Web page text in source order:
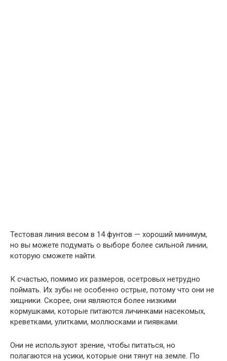
Тестовая линия весом в 14 фунтов — хороший минимум,
но вы можете подумать о выборе более сильной линии,
которую сможете найти.
К счастью, помимо их размеров, осетровых нетрудно
поймать. Их зубы не особенно острые, потому что они не
хищники. Скорее, они являются более низкими
кормушками, которые питаются личинками насекомых,
креветками, улитками, моллюсками и пиявками.
Они не используют зрение, чтобы питаться, но
полагаются на усики, которые они тянут на земле. По